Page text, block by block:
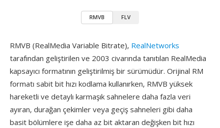
RMVB FLV
RMVB (RealMedia Variable Bitrate), RealNetworks
tarafından geliştirilen ve 2003 civarında tanıtılan RealMedia
kapsayıcı formatının geliştirilmiş bir sürümüdür. Orijinal RM
formatı sabit bit hızı kodlama kullanırken, RMVB yüksek
hareketli ve detaylı karmaşık sahnelere daha fazla veri
ayıran, durağan çekimler veya geçiş sahneleri gibi daha
basit bölümlere işe daha az bit aktaran değişken bit hızı